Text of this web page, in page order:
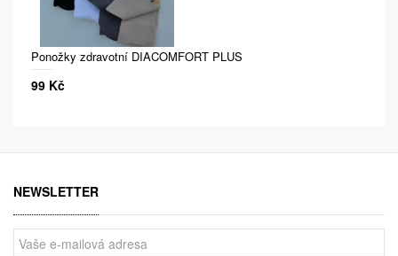
Ponožky zdravotní DIACOMFORT PLUS
99 Kč
NEWSLETTER